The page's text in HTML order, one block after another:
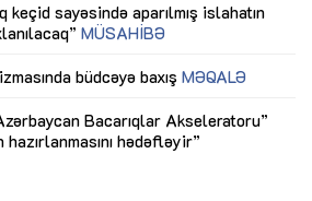
keçid sayəsində aparılmış islahatın
MÜSAHİBƏ
büdcəyə baxış MƏQALƏ
Bacarıqlar Akseleratoru”
hədəfləyir”